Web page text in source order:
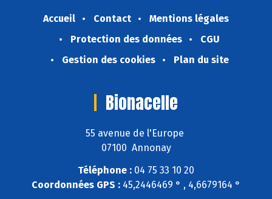
Accueil Contact
Mentions légales
Protection des données
CGU
Gestion des cookies
Plan du site
Bionacelle
55 avenue de l'Europe
07100 Annonay
Téléphone : 04 75 33 10 20
Coordonnées GPS : 45,2446469 ° , 4,6679164 °